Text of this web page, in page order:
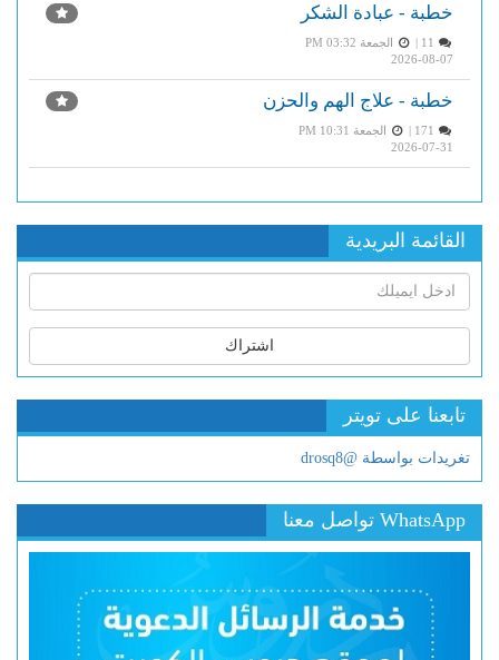
خطبة - عبادة الشكر
الجمعة PM 03:32
2026-08-07
خطبة - علاج الهم والحزن
الجمعة PM 10:31
2026-07-31
القائمة البريدية
اشتراك
تابعنا على تويتر
تغريدات بواسطة @drosq8
WhatsApp تواصل معنا